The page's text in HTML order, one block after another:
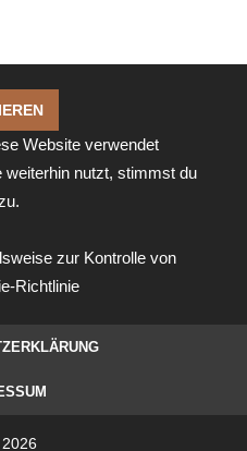
Website verwendet
weiterhin nutzt, stimmst du
zur Kontrolle von
Richtlinie